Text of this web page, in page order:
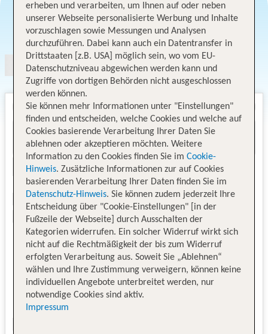
Angebotsauswahl
erheben und verarbeiten, um Ihnen auf oder neben
unserer Webseite personalisierte Werbung und Inhalte
vorzuschlagen sowie Messungen und Analysen
durchzuführen. Dabei kann auch ein Datentransfer in
Drittstaaten [z.B. USA] möglich sein, wo vom EU-
Datenschutzniveau abgewichen werden kann und
Zugriffe von dortigen Behörden nicht ausgeschlossen
werden können.
Sie können mehr Informationen unter "Einstellungen"
finden und entscheiden, welche Cookies und welche auf
Cookies basierende Verarbeitung Ihrer Daten Sie
ablehnen oder akzeptieren möchten. Weitere
Information zu den Cookies finden Sie im Cookie-
Hinweis. Zusätzliche Informationen zur auf Cookies
basierenden Verarbeitung Ihrer Daten finden Sie im
Datenschutz-Hinweis. Sie können zudem jederzeit Ihre
Entscheidung über "Cookie-Einstellungen" [in der
Fußzeile der Webseite] durch Ausschalten der
Kategorien widerrufen. Ein solcher Widerruf wirkt sich
nicht auf die Rechtmäßigkeit der bis zum Widerruf
erfolgten Verarbeitung aus. Soweit Sie „Ablehnen“
wählen und Ihre Zustimmung verweigern, können keine
individuellen Angebote unterbreitet werden, nur
notwendige Cookies sind aktiv.
Impressum